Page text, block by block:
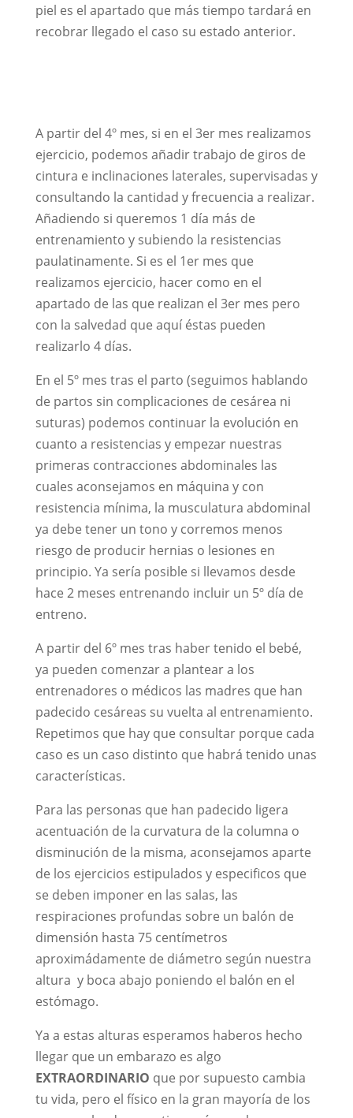
piel es el apartado que más tiempo tardará en
recobrar llegado el caso su estado anterior.
A partir del 4º mes, si en el 3er mes realizamos
ejercicio, podemos añadir trabajo de giros de
cintura e inclinaciones laterales, supervisadas y
consultando la cantidad y frecuencia a realizar.
Añadiendo si queremos 1 día más de
entrenamiento y subiendo la resistencias
paulatinamente. Si es el 1er mes que
realizamos ejercicio, hacer como en el
apartado de las que realizan el 3er mes pero
con la salvedad que aquí éstas pueden
realizarlo 4 días.
En el 5º mes tras el parto (seguimos hablando
de partos sin complicaciones de cesárea ni
suturas) podemos continuar la evolución en
cuanto a resistencias y empezar nuestras
primeras contracciones abdominales las
cuales aconsejamos en máquina y con
resistencia mínima, la musculatura abdominal
ya debe tener un tono y corremos menos
riesgo de producir hernias o lesiones en
principio. Ya sería posible si llevamos desde
hace 2 meses entrenando incluir un 5º día de
entreno.
A partir del 6º mes tras haber tenido el bebé,
ya pueden comenzar a plantear a los
entrenadores o médicos las madres que han
padecido cesáreas su vuelta al entrenamiento.
Repetimos que hay que consultar porque cada
caso es un caso distinto que habrá tenido unas
características.
Para las personas que han padecido ligera
acentuación de la curvatura de la columna o
disminución de la misma, aconsejamos aparte
de los ejercicios estipulados y especificos que
se deben imponer en las salas, las
respiraciones profundas sobre un balón de
dimensión hasta 75 centímetros
aproximádamente de diámetro según nuestra
altura y boca abajo poniendo el balón en el
estómago.
Ya a estas alturas esperamos haberos hecho
llegar que un embarazo es algo
EXTRAORDINARIO que por supuesto cambia
tu vida, pero el físico en la gran mayoría de los